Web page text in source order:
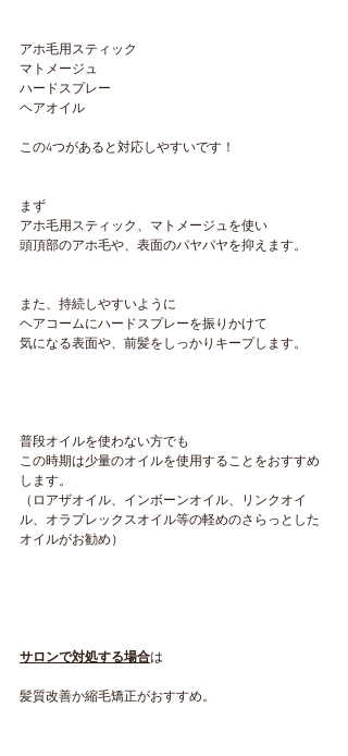
アホ毛用スティック
マトメージュ
ハードスプレー
ヘアオイル
この4つがあると対応しやすいです！
まず
アホ毛用スティック、マトメージュを使い
頭頂部のアホ毛や、表面のパヤパヤを抑えます。
また、持続しやすいように
ヘアコームにハードスプレーを振りかけて
気になる表面や、前髪をしっかりキープします。
普段オイルを使わない方でも
この時期は少量のオイルを使用することをおすすめ
します。
（ロアザオイル、インボーンオイル、リンクオイ
ル、オラプレックスオイル等の軽めのさらっとした
オイルがお勧め）
サロンで対処する場合は
髪質改善か縮毛矯正がおすすめ。